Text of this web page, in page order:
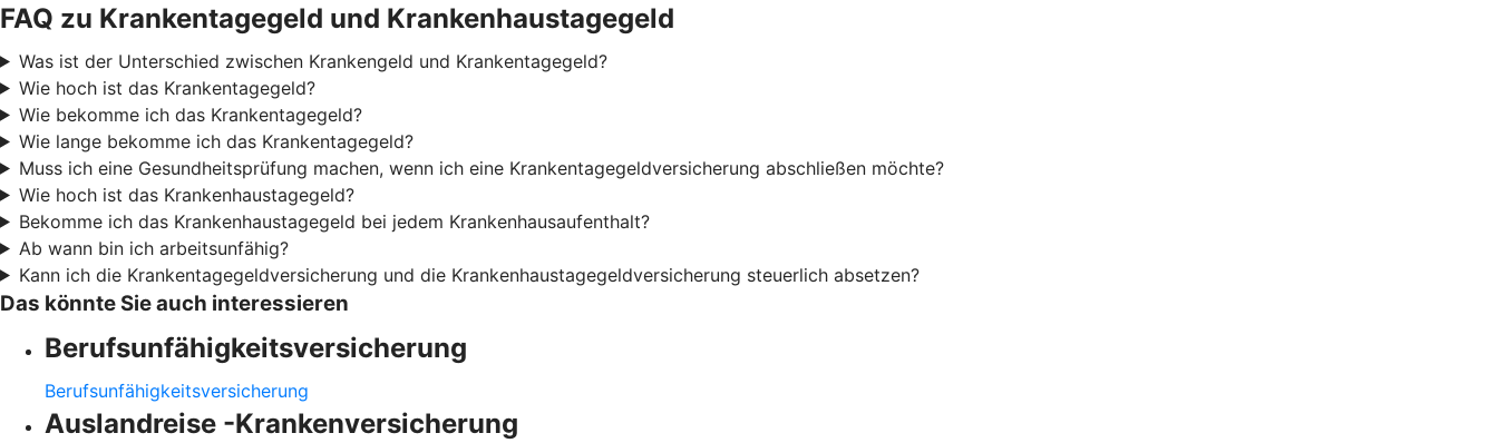
FAQ zu Krankentagegeld und Krankenhaustagegeld
Was ist der Unterschied zwischen Krankengeld und Krankentagegeld?
Wie hoch ist das Krankentagegeld?
Wie bekomme ich das Krankentagegeld?
Wie lange bekomme ich das Krankentagegeld?
Muss ich eine Gesundheitsprüfung machen, wenn ich eine Krankentagegeldversicherung abschließen möchte?
Wie hoch ist das Krankenhaustagegeld?
Bekomme ich das Krankenhaustagegeld bei jedem Krankenhausaufenthalt?
Ab wann bin ich arbeitsunfähig?
Kann ich die Krankentagegeldversicherung und die Krankenhaustagegeldversicherung steuerlich absetzen?
Das könnte Sie auch interessieren
Berufsunfähigkeitsversicherung
Berufsunfähigkeitsversicherung
Auslandreise -Krankenversicherung